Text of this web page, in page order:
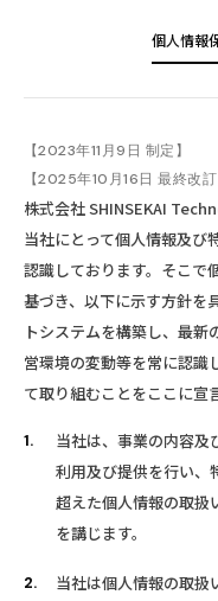
お問い合わせ
WANTEDLY
個人情報
【2023年11月9日 制定】
【2025年10月16日 最終改訂
株式会社 SHINSEKAI
当社にとって個人情報及び
認識しております。そこで
基づき、以下に示す方針を
トシステムを構築し、最
営環境の変動等を常に認識
て取り組むことをここに宣
当社は、事業の内容及
利用及び提供を行い、
超えた個人情報の取扱
を講じます。
当社は個人情報の取扱